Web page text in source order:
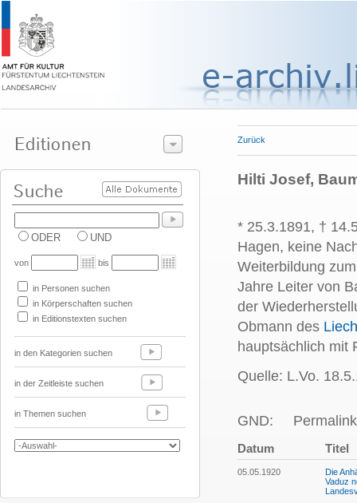
ODER UND
von bis
in Personen suchen
in Körperschaften suchen
in Editionstexten suchen
in den Kategorien suchen
in der Zeitleiste suchen
in Themen suchen
Zurück
Hilti Josef,
* 25.3.1891, †
Hagen, keine
Weiterbildung
Jahre Leiter von
der
Obmann des
hauptsächlich mit
Quelle: L.Vo.
GND:
Datum Titel
05.05.1920
Die
Vaduz